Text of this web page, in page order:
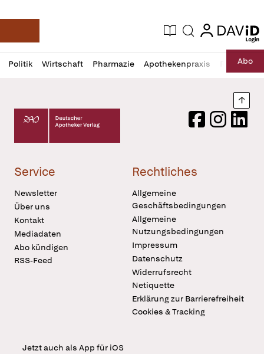
Deutsche Apotheker Zeitung
Aktuelle Ausgabe
Suche login
login
Politik Wirtschaft Pharmazie Apothekenpraxis RechtAbo
Profil
öffnen
Daz
Pur
Deutscher Apotheker Verlag Logo
FacebookInstagram
Service
Newsletter
Über uns
Kontakt
Mediadaten
Abo kündigen
RSS-Feed
Rechtliches
Allgemeine
Geschäftsbedingungen
Allgemeine
Nutzungsbedingungen
Impressum
Datenschutz
Widerrufsrecht
Netiquette
Erklärung zur Barrierefreiheit
Cookies & Tracking
Jetzt auch als App für iOS